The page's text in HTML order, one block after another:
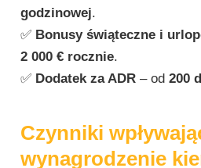
godzinowej.
✅ Bonusy świąteczne i
2 000 € rocznie.
✅ Dodatek za ADR – od200
Czynniki
wynagrodzenie